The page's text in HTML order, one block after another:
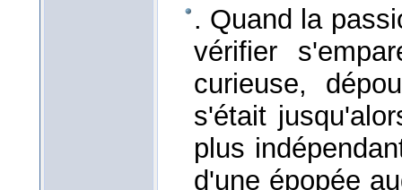
. Quand la
vérifier
curieuse,
s'était
plus
d'une épopée